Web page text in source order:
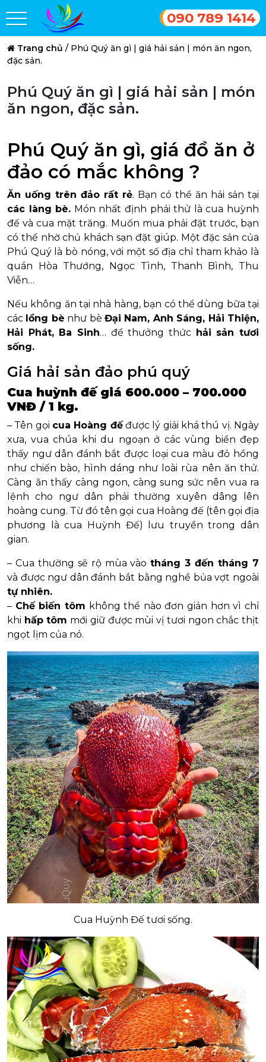
090 789 1414
Trang chủ / Phú Quý ăn gì | giá hải sản | món ăn ngon,
đặc sản.
Phú Quý ăn gì | giá hải sản | món
ăn ngon, đặc sản.
Phú Quý ăn gì, giá đồ ăn ở
đảo có mắc không ?
Ăn uống trên đảo rất rẻ. Bạn có thể ăn hải sản tại
các làng bè. Món nhất định phải thử là cua huỳnh
đế và cua mặt trăng. Muốn mua phải đặt trước, bạn
có thể nhờ chủ khách sạn đặt giúp. Một đặc sản của
Phú Quý là bò nóng, với một số địa chỉ tham khảo là
quán Hòa Thướng, Ngọc Tình, Thanh Bình, Thu
Viễn…
Nếu không ăn tại nhà hàng, bạn có thể dùng bữa tại
các lồng bè như bèĐại Nam, Anh Sáng, Hải Thiện,
Hải Phát, Ba Sinh… để thưởng thức hải sản tươi
sống.
Giá hải sản đảo phú quý
Cua huỳnh đế giá 600.000 – 700.000
VNĐ / 1 kg.
– Tên gọi cua Hoàng đếđược lý giải khá thú vị. Ngày
xưa, vua chúa khi du ngoạn ở các vùng biển đẹp
thấy ngư dân đánh bắt được loại cua màu đỏ hồng
như chiến bào, hình dáng như loài rùa nên ăn thử.
Càng ăn thấy càng ngon, càng sung sức nên vua ra
lệnh cho ngư dân phải thường xuyên dâng lên
hoàng cung. Từ đó tên gọi cua Hoàng đế (tên gọi địa
phương là cua Huỳnh Đế) lưu truyền trong dân
gian.
– Cua thường sẽ rộ mùa vàotháng 3 đến tháng 7
và được ngư dân đánh bắt bằng nghề bủa vợt ngoài
tự nhiên.
– Chế biến tôm không thể nào đơn giản hơn vì chỉ
khi hấp tôm mới giữ được mùi vị tươi ngon chắc thịt
ngọt lịm của nó.
Cua Huỳnh Đế tươi sống.